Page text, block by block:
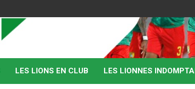
LES LIONS EN CLUB LES LIONNES